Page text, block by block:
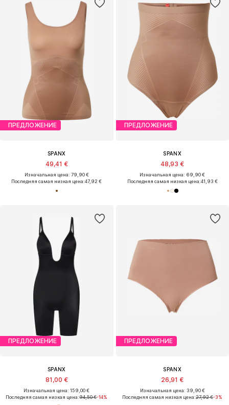
ПРЕДЛОЖЕНИЕ
SPANX
49,41 €
Изначальная цена: 79,90 €
Последняя самая низкая цена:47,92 €
ПРЕДЛОЖЕНИЕ
SPANX
48,93 €
Изначальная цена: 69,90 €
Последняя самая низкая цена:41,93 €
ПРЕДЛОЖЕНИЕ
SPANX
81,00 €
Изначальная цена: 159,00 €
Последняя самая низкая цена:94,50 €-14%
ПРЕДЛОЖЕНИЕ
SPANX
26,91 €
Изначальная цена: 39,90 €
Последняя самая низкая цена:27,92 €-3%